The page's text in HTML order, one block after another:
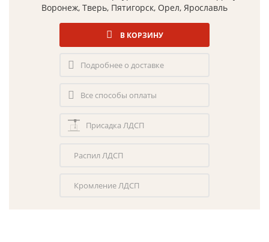
Воронеж, Тверь, Пятигорск, Орел, Ярославль
В КОРЗИНУ
Подробнее о доставке
Все способы оплаты
Присадка ЛДСП
Распил ЛДСП
Кромление ЛДСП